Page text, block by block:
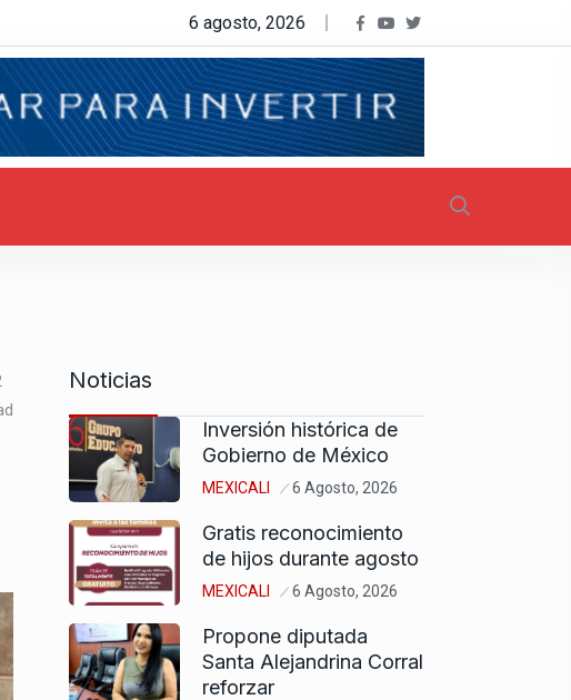
6 agosto, 2026
Noticias
Inversión histórica de
Gobierno de México
MEXICALI 6 Agosto, 2026
Gratis reconocimiento
de hijos durante agosto
MEXICALI 6 Agosto, 2026
Propone diputada
Santa Alejandrina Corral
reforzar